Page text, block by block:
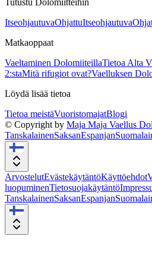
Tutustu Dolomiitteihin
ItseohjautuvaOhjattuItseohjautuva
Matkaoppaat
Vaeltaminen DolomiiteillaTietoa Alta
2:staMitä rifugiot ovat?Vaelluksen
Löydä lisää tietoa
Tietoa meistäVuoristomajatBlogi
© Copyright by Maja Maja Vaellus
TanskalainenSaksanEspanjan
ArvostelutEvästekäytäntöKäyttöehdot
luopuminenTietosuojakäytäntö
TanskalainenSaksanEspanjan